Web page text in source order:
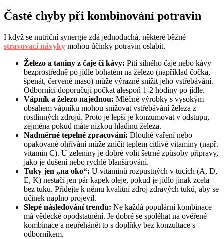
Časté chyby při kombinování potravin
I když se nutriční synergie zdá jednoduchá, některé běžné
stravovací návyky mohou účinky potravin oslabit.
Železo a taniny z čaje či kávy: Pití silného čaje nebo kávy
bezprostředně po jídle bohatém na železo (například čočka,
špenát, červené maso) může výrazně snížit jeho vstřebávání.
Odborníci doporučují počkat alespoň 1-2 hodiny po jídle.
Vápník a železo najednou: Mléčné výrobky s vysokým
obsahem vápníku mohou snižovat vstřebávání železa z
rostlinných zdrojů. Proto je lepší je konzumovat v odstupu,
zejména pokud máte nízkou hladinu železa.
Nadměrné tepelné zpracování: Dlouhé vaření nebo
opakované ohřívání může zničit teplem citlivé vitaminy (např.
vitamin C). U zeleniny je dobré volit šetrné způsoby přípravy,
jako je dušení nebo rychlé blanšírování.
Tuky jen „na oko“: U vitaminů rozpustných v tucích (A, D,
E, K) nestačí jen pár kapek oleje, pokud je jídlo jinak zcela
bez tuku. Přidejte k němu kvalitní zdroj zdravých tuků, aby se
účinek naplno projevil.
Slepé následování trendů: Ne každá populární kombinace
má vědecké opodstatnění. Je dobré se spoléhat na ověřené
kombinace a nepřehánět to s doplňky bez konzultace s
odborníkem.